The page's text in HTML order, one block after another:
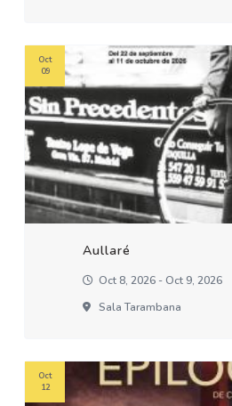
Aullaré
Oct 8, 2026 - Oct 9, 2026
Sala Tarambana
Oct
09
Oct
12